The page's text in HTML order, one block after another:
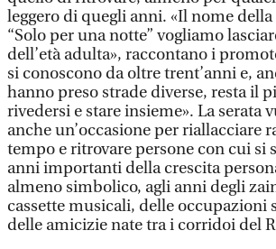
leggero di quegli anni. «Il nome
“Solo per una notte” vogliamo
dell’età adulta», raccontano i
si conoscono da oltre trent’anni e,
hanno preso strade diverse, resta il
rivedersi e stare insieme». La serata
anche un’occasione per riallacciare
tempo e ritrovare persone con cui si
anni importanti della crescita
almeno simbolico, agli anni degli
cassette musicali, delle occupazioni
delle amicizie nate tra i corridoi del